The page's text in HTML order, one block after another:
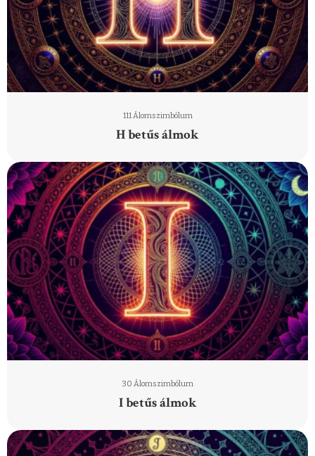
111 Álomszimbólum
H betűs álmok
30 Álomszimbólum
I betűs álmok